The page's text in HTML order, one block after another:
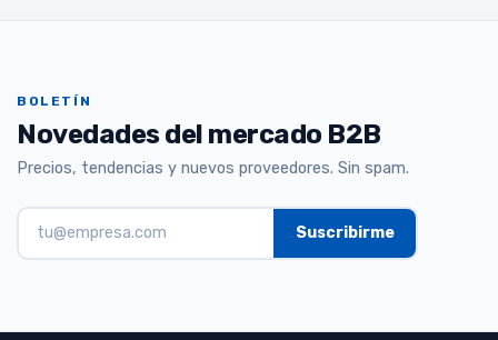
BOLETÍN
Novedades del mercado B2B
Precios, tendencias y nuevos proveedores. Sin spam.